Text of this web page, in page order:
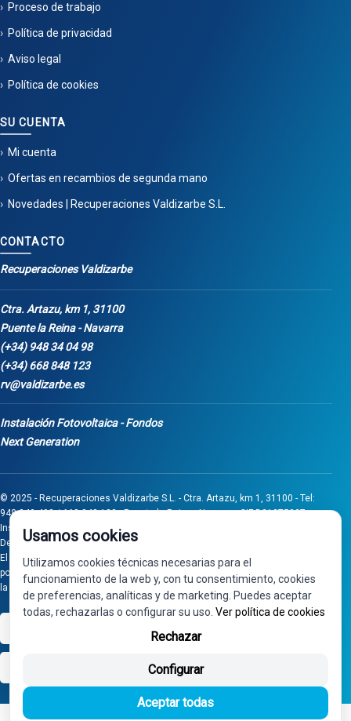
Proceso de trabajo
Política de privacidad
Aviso legal
Política de cookies
SU CUENTA
Mi cuenta
Ofertas en recambios de segunda mano
Novedades | Recuperaciones Valdizarbe S.L.
CONTACTO
Recuperaciones Valdizarbe
Ctra. Artazu, km 1, 31100
Puente la Reina - Navarra
(+34) 948 34 04 98
(+34) 668 848 123
rv@valdizarbe.es
Instalación Fotovoltaica - Fondos
Next Generation
© 2025 - Recuperaciones Valdizarbe S.L. - Ctra. Artazu, km 1, 31100 - Tel:
948 340 498 / 668 848 123 - Puente la Reina - Navarra - CIF B31275837.
Inscrita en el Registro Mercantil de Navarra, Tomo 32, Folio 75, Hoja 525.
Desarrollado porSeintosoft
El proyecto de inversión "0011-0558-2024-000008" ha sido subvencionado
por Gobierno de Navarra al amparo de la convocatoria de 2024 de Ayudas a
la inversión en pymes industriales
Usamos cookies
Utilizamos cookies técnicas necesarias para el
funcionamiento de la web y, con tu consentimiento, cookies
de preferencias, analíticas y de marketing. Puedes aceptar
todas, rechazarlas o configurar su uso. Ver política de cookies
Rechazar
Configurar
Aceptar todas